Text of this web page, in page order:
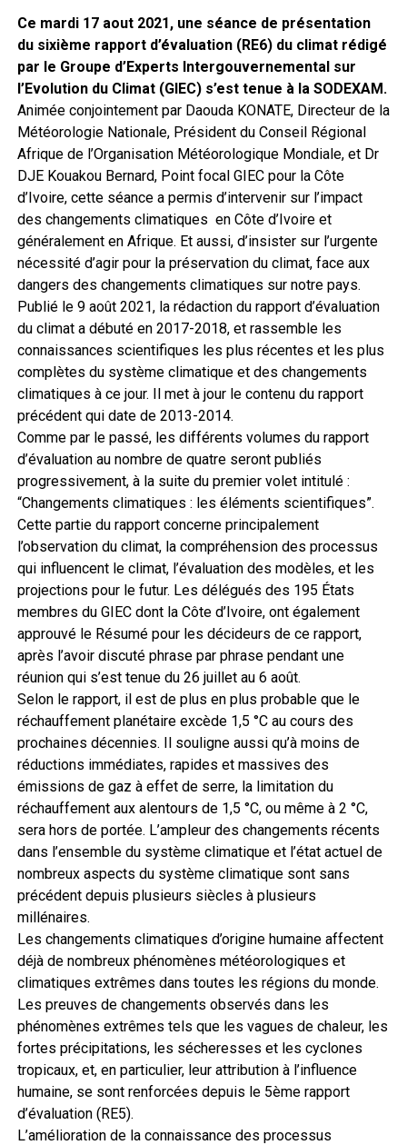
Ce mardi 17 aout 2021, une séance de présentation
du sixième rapport d’évaluation (RE6) du climat rédigé
par le Groupe d’Experts Intergouvernemental sur
l’Evolution du Climat (GIEC) s’est tenue à la SODEXAM.
Animée conjointement par Daouda KONATE, Directeur de la
Météorologie Nationale, Président du Conseil Régional
Afrique de l’Organisation Météorologique Mondiale, et Dr
DJE Kouakou Bernard, Point focal GIEC pour la Côte
d’Ivoire, cette séance a permis d’intervenir sur l’impact
des changements climatiques en Côte d’Ivoire et
généralement en Afrique. Et aussi, d’insister sur l’urgente
nécessité d’agir pour la préservation du climat, face aux
dangers des changements climatiques sur notre pays.
Publié le 9 août 2021, la rédaction du rapport d’évaluation
du climat a débuté en 2017-2018, et rassemble les
connaissances scientifiques les plus récentes et les plus
complètes du système climatique et des changements
climatiques à ce jour. Il met à jour le contenu du rapport
précédent qui date de 2013-2014.
Comme par le passé, les différents volumes du rapport
d’évaluation au nombre de quatre seront publiés
progressivement, à la suite du premier volet intitulé :
“Changements climatiques : les éléments scientifiques”.
Cette partie du rapport concerne principalement
l’observation du climat, la compréhension des processus
qui influencent le climat, l’évaluation des modèles, et les
projections pour le futur. Les délégués des 195 États
membres du GIEC dont la Côte d’Ivoire, ont également
approuvé le Résumé pour les décideurs de ce rapport,
après l’avoir discuté phrase par phrase pendant une
réunion qui s’est tenue du 26 juillet au 6 août.
Selon le rapport, il est de plus en plus probable que le
réchauffement planétaire excède 1,5 °C au cours des
prochaines décennies. Il souligne aussi qu’à moins de
réductions immédiates, rapides et massives des
émissions de gaz à effet de serre, la limitation du
réchauffement aux alentours de 1,5 °C, ou même à 2 °C,
sera hors de portée. L’ampleur des changements récents
dans l’ensemble du système climatique et l’état actuel de
nombreux aspects du système climatique sont sans
précédent depuis plusieurs siècles à plusieurs
millénaires.
Les changements climatiques d’origine humaine affectent
déjà de nombreux phénomènes météorologiques et
climatiques extrêmes dans toutes les régions du monde.
Les preuves de changements observés dans les
phénomènes extrêmes tels que les vagues de chaleur, les
fortes précipitations, les sécheresses et les cyclones
tropicaux, et, en particulier, leur attribution à l’influence
humaine, se sont renforcées depuis le 5ème rapport
d’évaluation (RE5).
L’amélioration de la connaissance des processus